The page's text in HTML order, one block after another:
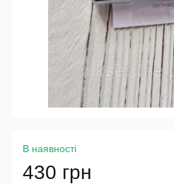
В наявності
430 грн